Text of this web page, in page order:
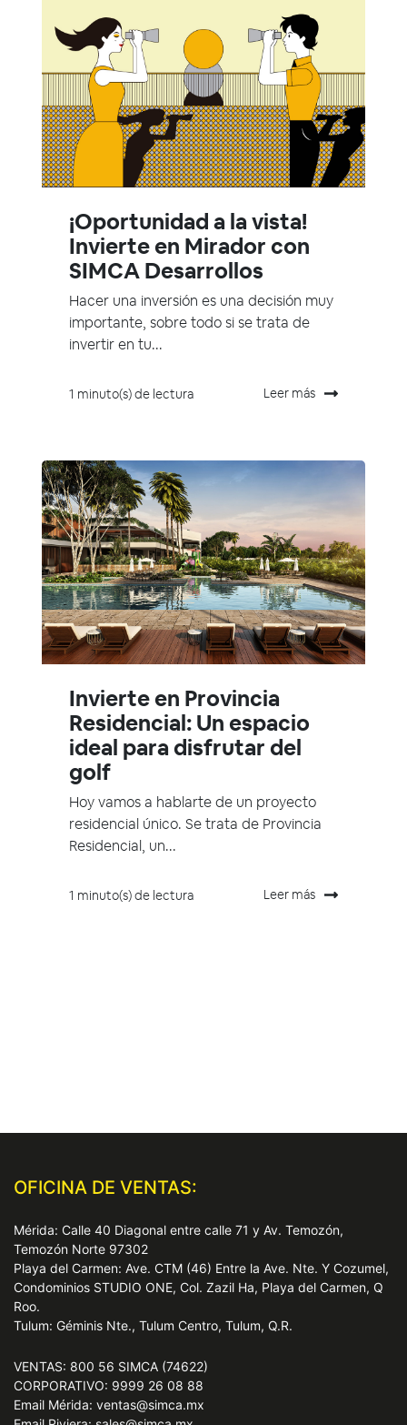
¡Oportunidad a la vista!
Invierte en Mirador con
SIMCA Desarrollos
Hacer una inversión es una decisión muy
importante, sobre todo si se trata de
invertir en tu...
1 minuto(s) de lectura Leer más
Invierte en Provincia
Residencial: Un espacio
ideal para disfrutar del
golf
Hoy vamos a hablarte de un proyecto
residencial único. Se trata de Provincia
Residencial, un...
1 minuto(s) de lectura Leer más
OFICINA DE VENTAS:
Mérida: Calle 40 Diagonal entre calle 71 y Av. Temozón,
Temozón Norte 97302
Playa del Carmen: Ave. CTM (46) Entre la Ave. Nte. Y Cozumel,
Condominios STUDIO ONE, Col. Zazil Ha, Playa del Carmen, Q
Roo.
Tulum: Géminis Nte., Tulum Centro, Tulum, Q.R.
VENTAS: 800 56 SIMCA (74622)
CORPORATIVO: 9999 26 08 88
Email Mérida: ventas@simca.mx